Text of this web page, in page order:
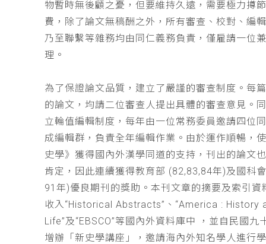
物暫時無後顧之憂，但要維持久遠，需要極力撙
費，除了論文無稿酬之外，所有審查、校對、編
乃至聯繫等雜務均由同仁義務負責，僅雇請一位
理。
為了保證論文品質，建立了嚴謹的審查制度。每
的論文，均請二位審查人提出具體的審查意見。
立輪值編輯制度，每年由一位常務委員邀請四位
成編輯群，負責全年編輯作業。由於運作順暢，
史學》獲得國內外漢學同道的支持，刊出的論文
肯定，因此連續獲得教育部 (82,83,84年)及國科
91年)優良期刊的獎助。本刊文章的摘要及索引資
收入“Historical Abstracts”、“America : History
Life”及“EBSCO”等國內外資料庫中 ，並自民國九
增辦「新史學講座」，邀請海內外知名學人進行